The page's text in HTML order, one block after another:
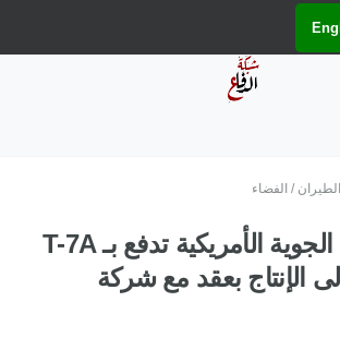
/ الفضاء
أخبار: القوات الجوية الأمريكية تدفع بـ T-7A
Red Hawk إلى الإنتاج بعقد مع شركة